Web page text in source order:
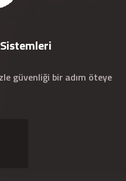
güvenliği bir adım öteye